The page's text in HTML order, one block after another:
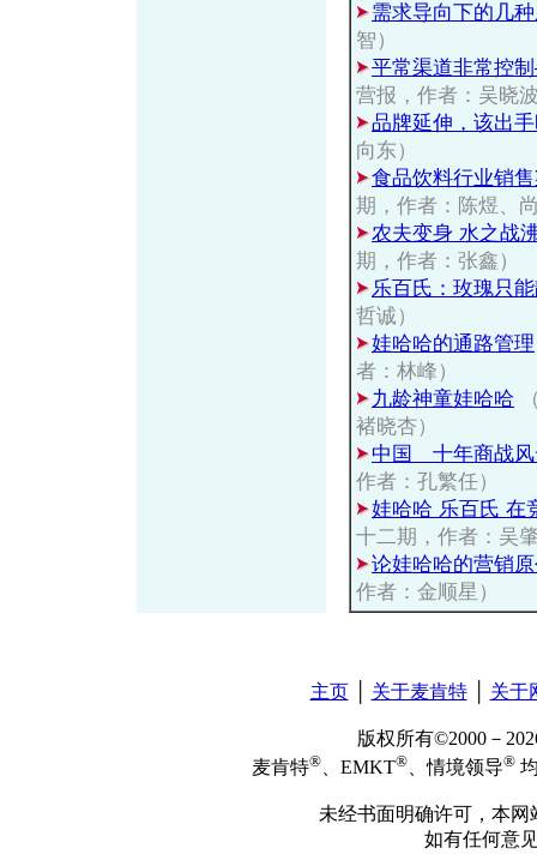
需求导向下的几
智）
平常渠道非常控
营报，作者：吴晓
品牌延伸，该出
向东）
食品饮料行业销
期，作者：陈煜、
农夫变身 水之战
期，作者：张鑫）
乐百氏：玫瑰只
哲诚）
娃哈哈的通路管理
者：林峰）
九龄神童娃哈哈
褚晓杏）
中国 十年商战风
作者：孔繁任）
娃哈哈 乐百氏 在
十二期，作者：吴
论娃哈哈的营销
作者：金顺星）
主页│ 关于麦肯特│ 关于
版权所有©2000－
麦肯特® 、EMKT® 、情境领导®
未经书面明确许可，本
如有任何意